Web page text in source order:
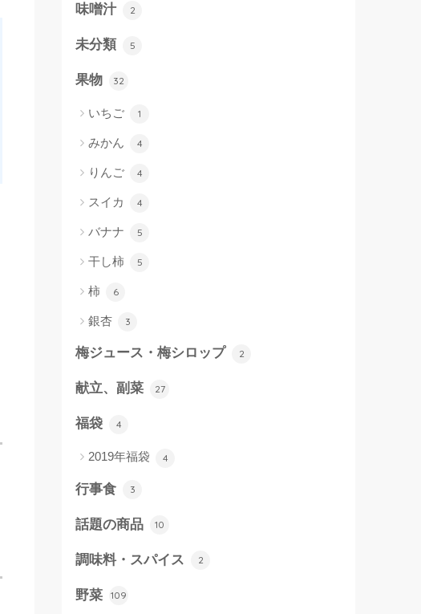
味噌汁 2
未分類 5
果物 32
いちご 1
みかん 4
りんご 4
スイカ 4
バナナ 5
干し柿 5
柿 6
銀杏 3
梅ジュース・梅シロップ 2
献立、副菜 27
福袋 4
2019年福袋 4
行事食 3
話題の商品 10
調味料・スパイス 2
野菜 109